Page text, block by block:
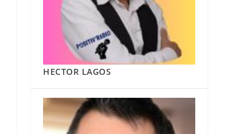
HECTOR LAGOS